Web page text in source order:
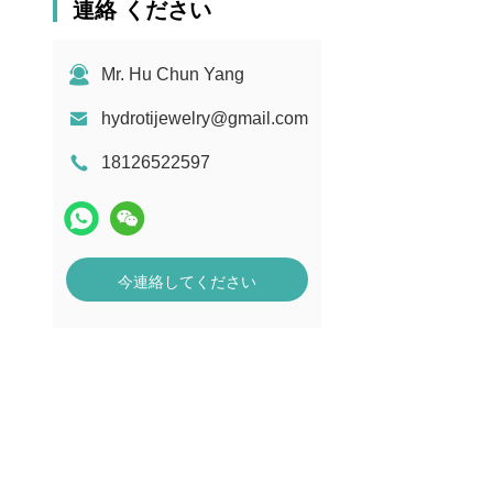
連絡 ください
Mr. Hu Chun Yang
hydrotijewelry@gmail.com
18126522597
今連絡してください